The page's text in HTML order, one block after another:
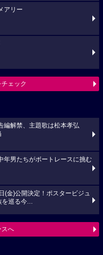
アリー
ェック
編解禁、主題歌は松本孝弘
年男たちがボートレースに挑む
(金)公開決定！ポスタービジュ
巡る今...
スへ